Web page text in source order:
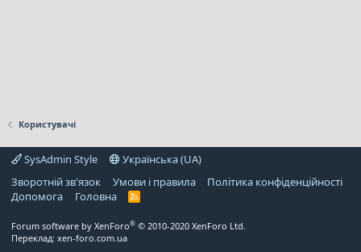
Користувачі
SysAdmin Style
Українська (UA)
Зворотній зв'язок
Умови і правила
Політика конфіденційності
Дoпoмoга
Головна
R
Forum software by XenForo® © 2010-2020 XenForo Ltd.
Переклад: xen-foro.com.ua